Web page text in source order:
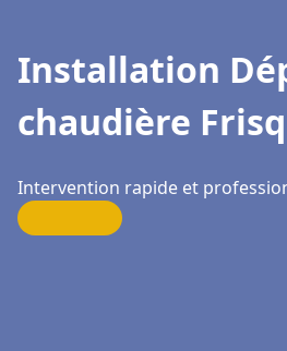
Installation
chaudière
Intervention rapide et